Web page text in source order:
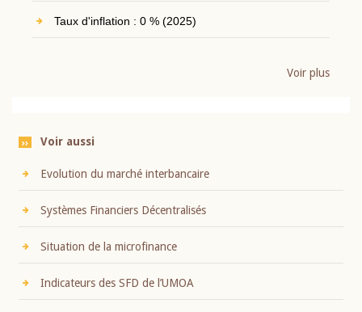
Taux d'inflation : 0 % (2025)
Voir plus
Voir aussi
Evolution du marché interbancaire
Systèmes Financiers Décentralisés
Situation de la microfinance
Indicateurs des SFD de l’UMOA